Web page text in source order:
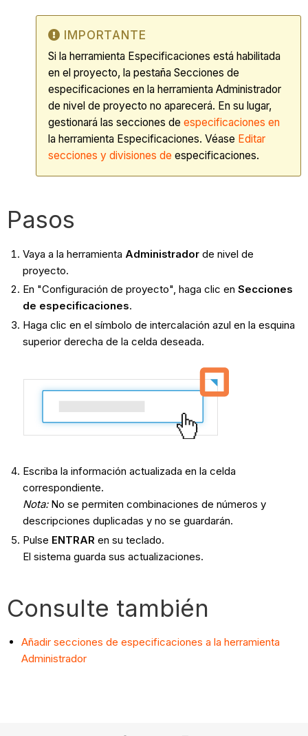
IMPORTANTE
Si la herramienta Especificaciones está habilitada
en el proyecto, la pestaña Secciones de
especificaciones en la herramienta Administrador
de nivel de proyecto no aparecerá. En su lugar,
gestionará las secciones deespecificaciones en
la herramienta Especificaciones. Véase Editar
secciones y divisiones de especificaciones.
Pasos
Vaya a la herramienta Administradorde nivel de
proyecto.
En "Configuración de proyecto", haga clic en Secciones
de especificaciones.
Haga clic en el símbolo de intercalación azul en la esquina
superior derecha de la celda deseada.
Escriba la información actualizada en la celda
correspondiente.
Nota:No se permiten combinaciones de números y
descripciones duplicadas y no se guardarán.
Pulse ENTRAR en su teclado.
El sistema guarda sus actualizaciones.
Consulte también
Añadir secciones de especificaciones a la herramienta
Administrador